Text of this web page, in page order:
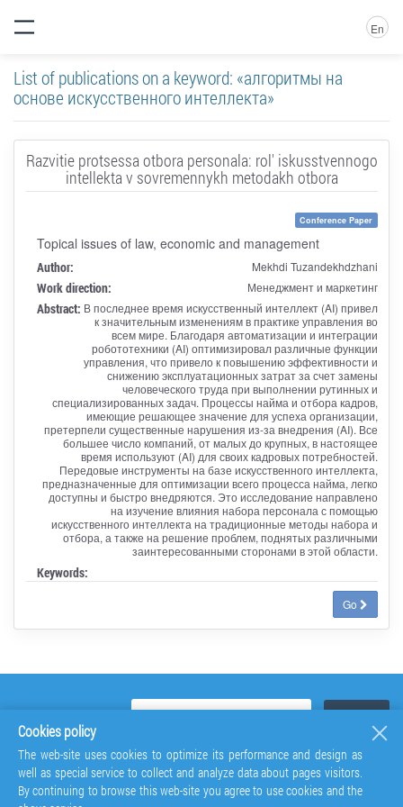
En
List of publications on a keyword: «алгоритмы на
основе искусственного интеллекта»
Razvitie protsessa otbora personala: rol' iskusstvennogo
intellekta v sovremennykh metodakh otbora
Conference Paper
Topical issues of law, economic and management
Author: Mekhdi Tuzandekhdzhani
Work direction: Менеджмент и маркетинг
Abstract: В последнее время искусственный интеллект (AI) привел
к значительным изменениям в практике управления во
всем мире. Благодаря автоматизации и интеграции
робототехники (AI) оптимизировал различные функции
управления, что привело к повышению эффективности и
снижению эксплуатационных затрат за счет замены
человеческого труда при выполнении рутинных и
специализированных задач. Процессы найма и отбора кадров,
имеющие решающее значение для успеха организации,
претерпели существенные нарушения из-за внедрения (AI). Все
большее число компаний, от малых до крупных, в настоящее
время используют (AI) для своих кадровых потребностей.
Передовые инструменты на базе искусственного интеллекта,
предназначенные для оптимизации всего процесса найма, легко
доступны и быстро внедряются. Это исследование направлено
на изучение влияния набора персонала с помощью
искусственного интеллекта на традиционные методы набора и
отбора, а также на решение проблем, поднятых различными
заинтересованными сторонами в этой области.
Keywords:
Go
Cookies policy
The web-site uses cookies to optimize its performance and design as
well as special service to collect and analyze data about pages visitors.
By continuing to browse this web-site you agree to use cookies and the